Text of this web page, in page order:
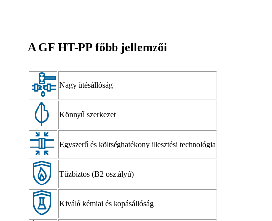
A GF HT-PP főbb jellemzői
Nagy ütésállóság
Könnyű szerkezet
Egyszerű és költséghatékony illesztési technológia
Tűzbiztos (B2 osztályú)
Kiváló kémiai és kopásállóság